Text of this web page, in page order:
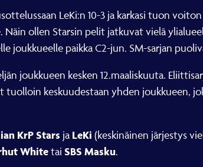
LeKi:n 10-3 ja karkasi tuon
ollen Starsin pelit jatkuvat vielä
joukkueelle paikka C2-jun. SM-sarjan
joukkueen kesken 12.maaliskuuta.
tuolloin keskuudestaan yhden joukkueen,
KrP Stars ja LeKi (keskinäinen järjestys
Whitetai SBS Masku.